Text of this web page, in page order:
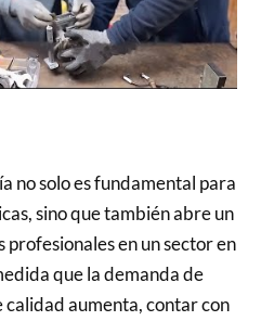
no solo es fundamental para
sino que también abre un
en un sector en
que la demanda de
aumenta, contar con